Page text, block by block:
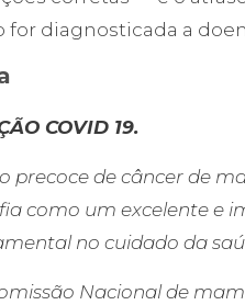
for diagnosticada a
COVID 19.
precoce de câncer de
como um excelente e
no cuidado da
Nacional de